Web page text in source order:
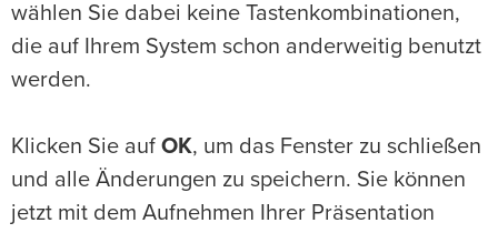
wählen Sie dabei keine Tastenkombinationen,
die auf Ihrem System schon anderweitig benutzt
werden.
Klicken Sie auf OK, um das Fenster zu schließen
und alle Änderungen zu speichern. Sie können
jetzt mit dem Aufnehmen Ihrer Präsentation